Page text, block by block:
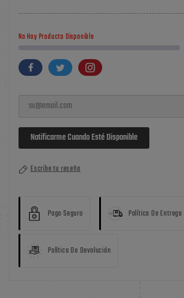
No Hay Producto Disponible
Notificarme Cuando Esté Disponible
Escribe tu reseña
Pago Seguro Política De Entrega
Política De Devolución